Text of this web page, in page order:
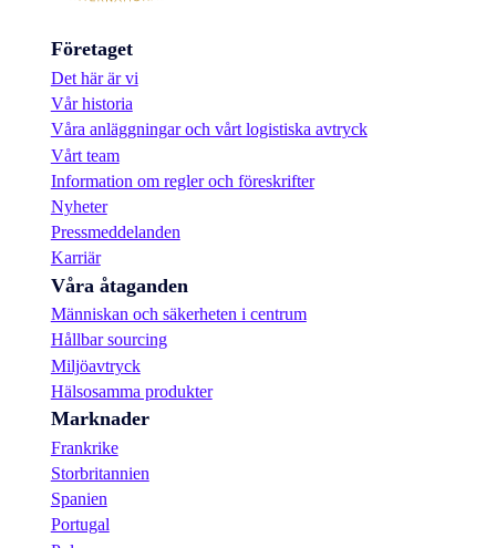
Företaget
Det här är vi
Vår historia
Våra anläggningar och vårt logistiska avtryck
Vårt team
Information om regler och föreskrifter
Nyheter
Pressmeddelanden
Karriär
Våra åtaganden
Människan och säkerheten i centrum
Hållbar sourcing
Miljöavtryck
Hälsosamma produkter
Marknader
Frankrike
Storbritannien
Spanien
Portugal